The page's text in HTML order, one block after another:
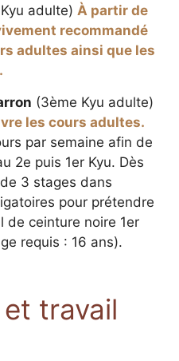
adulte) À partir de
recommandé
adultes ainsi que les
(3ème Kyu adulte)
les cours adultes.
par semaine afin de
2e puis 1er Kyu. Dès
3 stages dans
pour prétendre
de ceinture noire 1er
requis : 16 ans).
travail